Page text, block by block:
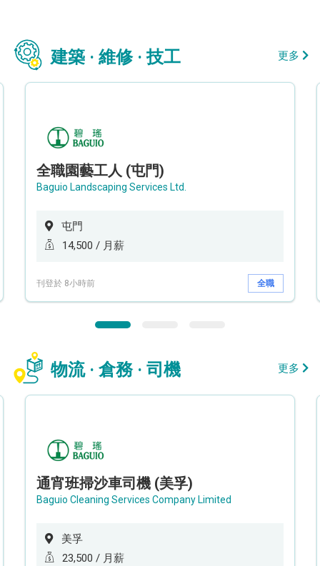
建築 · 維修 · 技工 更多
全職園藝工人 (屯門)
Baguio Landscaping Services Ltd.
屯門
14,500 / 月薪
刊登於 8小時前 全職
物流 · 倉務 · 司機 更多
通宵班掃沙車司機 (美孚)
Baguio Cleaning Services Company Limited
美孚
23,500 / 月薪